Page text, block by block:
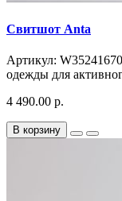
Свитшот Anta
Артикул:
одежды для
4 490.00 р.
В корзину